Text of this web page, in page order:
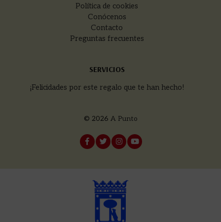
Política de cookies
Conócenos
Contacto
Preguntas frecuentes
SERVICIOS
¡Felicidades por este regalo que te han hecho!
© 2026 A Punto